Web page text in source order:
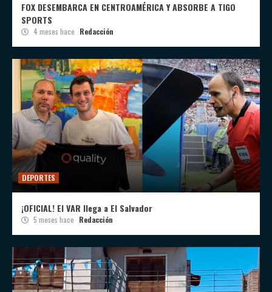
FOX DESEMBARCA EN CENTROAMÉRICA Y ABSORBE A TIGO
SPORTS
4 meses hace Redacción
DEPORTES
¡OFICIAL! El VAR llega a El Salvador
5 meses hace Redacción